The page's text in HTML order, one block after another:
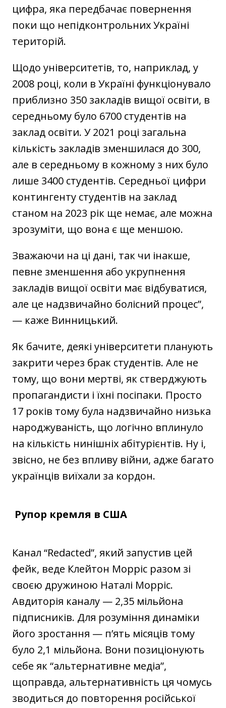
цифра, яка передбачає повернення
поки що непідконтрольних Україні
територій.
Щодо університетів, то, наприклад, у
2008 році, коли в Україні функціонувало
приблизно 350 закладів вищої освіти, в
середньому було 6700 студентів на
заклад освіти. У 2021 році загальна
кількість закладів зменшилася до 300,
але в середньому в кожному з них було
лише 3400 студентів. Середньої цифри
контингенту студентів на заклад
станом на 2023 рік ще немає, але можна
зрозуміти, що вона є ще меншою.
Зважаючи на ці дані, так чи інакше,
певне зменшення або укрупнення
закладів вищої освіти має відбуватися,
але це надзвичайно болісний процес”,
— каже Винницький.
Як бачите, деякі університети планують
закрити через брак студентів. Але не
тому, що вони мертві, як стверджують
пропагандисти і їхні посіпаки. Просто
17 років тому була надзвичайно низька
народжуваність, що логічно вплинуло
на кількість нинішніх абітурієнтів. Ну і,
звісно, не без впливу війни, адже багато
українців виїхали за кордон.
Рупор кремля в США
Канал “Redacted”, який запустив цей
фейк, веде Клейтон Морріс разом зі
своєю дружиною Наталі Морріс.
Авдиторія каналу — 2,35 мільйона
підписників. Для розуміння динаміки
його зростання — п’ять місяців тому
було 2,1 мільйона. Вони позиціонують
себе як “альтернативне медіа”,
щоправда, альтернативність ця чомусь
зводиться до повторення російської